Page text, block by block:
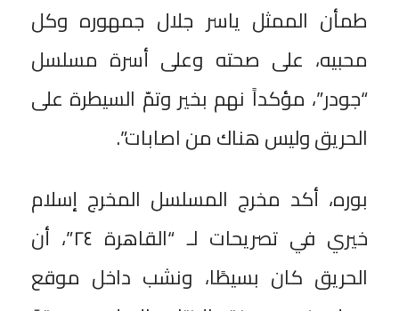
طمأن الممثل ياسر جلال جمهوره وكل
محبيه، على صحته وعلى أسرة مسلسل
“جودر”، مؤكداً نهم بخير وتمّ السيطرة على
الحريق وليس هناك من اصابات”.
بوره، أكد مخرج المسلسل المخرج إسلام
خيري في تصريحات لـ “القاهرة ٢٤”، أن
الحريق كان بسيطًا، ونشب داخل موقع